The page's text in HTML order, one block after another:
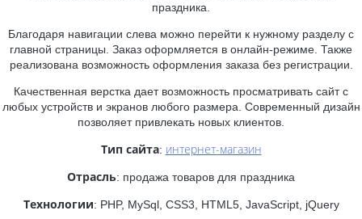
праздника.
Благодаря навигации слева можно перейти к нужному разделу с
главной страницы. Заказ оформляется в онлайн-режиме. Также
реализована возможность оформления заказа без регистрации.
Качественная верстка дает возможность просматривать сайт с
любых устройств и экранов любого размера. Современный дизайн
позволяет привлекать новых клиентов.
Тип сайта: интернет-магазин
Отрасль: продажа товаров для праздника
Технологии: PHP, MySql, CSS3, HTML5, JavaScript, jQuery